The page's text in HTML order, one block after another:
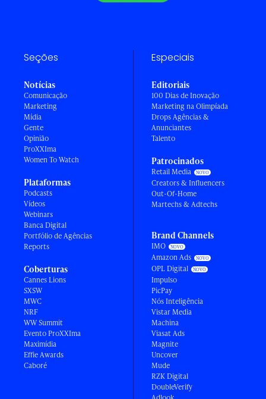
Seções
Notícias
Comunicação
Marketing
Mídia
Gente
Opinião
ProXXIma
Women To Watch
Plataformas
Podcasts
Vídeos
Webinars
Banca Digital
Portfólio de Agências
Reports
Coberturas
Cannes Lions
SXSW
MWC
NRF
WW Summit
Evento ProXXIma
Maximídia
Effie Awards
Caboré
Especiais
Editoriais
100 Dias de Inovação
Marketing na Olimpíada
Drops Agências &
Anunciantes
Talento
Patrocinados
Retail Media
Creators & Influencers
Out-Of-Home
Martechs & Adtechs
Brand Channels
IMO
Amazon Ads
OPL Digital
Impulso
PicPay
Nós Inteligência
Vistar Media
Machina
Viasat Ads
Magnite
Uncover
Mude
RZK Digital
DoubleVerify